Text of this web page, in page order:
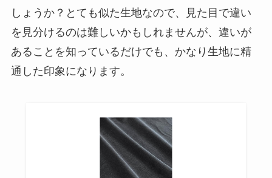
しょうか？とても似た生地なので、見た目で違い
を見分けるのは難しいかもしれませんが、違いが
あることを知っているだけでも、かなり生地に精
通した印象になります。